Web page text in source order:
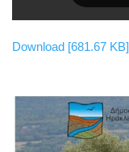
Download [681.67 KB]